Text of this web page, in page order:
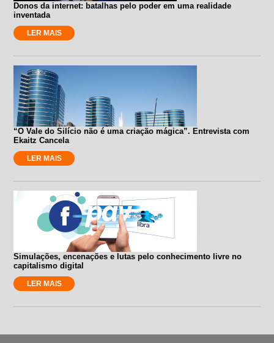
Donos da internet: batalhas pelo poder em uma realidade
inventada
LER MAIS
“O Vale do Silício não é uma criação mágica”. Entrevista com
Ekaitz Cancela
LER MAIS
Simulações, encenações e lutas pelo conhecimento livre no
capitalismo digital
LER MAIS